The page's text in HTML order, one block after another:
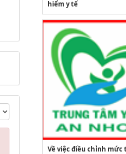
hiểm y tế
Về việc điều chỉnh mức